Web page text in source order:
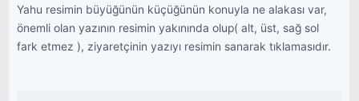
Yahu resimin büyüğünün küçüğünün konuyla ne alakası var,
önemli olan yazının resimin yakınında olup( alt, üst, sağ sol
fark etmez ), ziyaretçinin yazıyı resimin sanarak tıklamasıdır.